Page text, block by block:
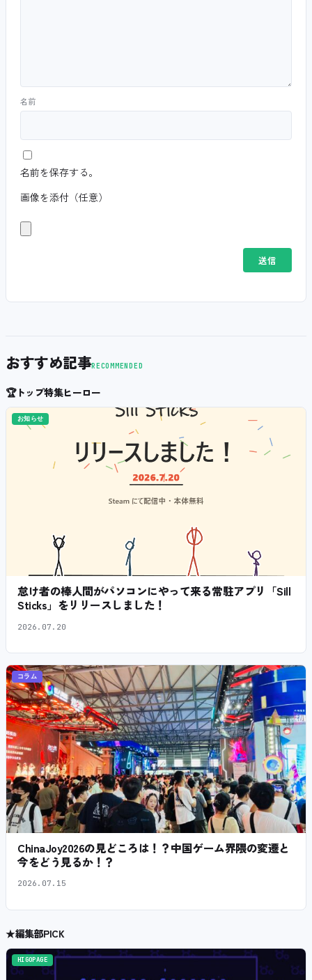
名前
名前を保存する。
画像を添付（任意）
おすすめ記事RECOMMENDED
🏆トップ特集ヒーロー
お知らせ
怠け者の棒人間がパソコンにやって来る常駐アプリ「Sill
Sticks」をリリースしました！
2026.07.20
コラム
ChinaJoy2026の見どころは！？中国ゲーム界隈の変遷と
今をどう見るか！？
2026.07.15
★編集部PICK
HIGOPAGE